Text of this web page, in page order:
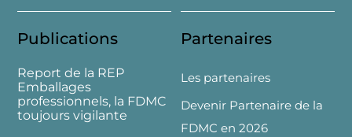
Publications
Report de la REP
Emballages
professionnels, la FDMC
toujours vigilante
Partenaires
Les partenaires
Devenir Partenaire de la
FDMC en 2026